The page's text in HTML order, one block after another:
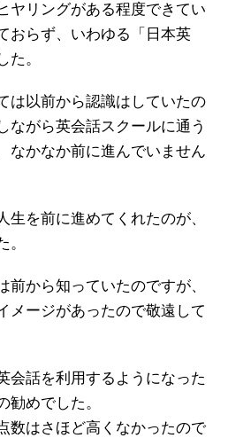
ヤリングがある程度できてい
おらず、いわゆる「日本英
た。
は以前から認識はしていたの
ながら英会話スクールに通う
なかなか前に進んでいません
生を前に進めてくれたのが、
。
前から知っていたのですが、
メージがあったので敬遠して
会話を利用するようになった
勧めでした。
数はさほど高くなかったので